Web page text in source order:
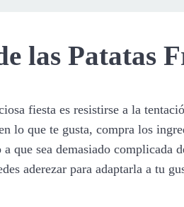
las Patatas
fiesta es resistirse a la
lo que te gusta, compra los
sea demasiado complicada
aderezar para adaptarla a tu